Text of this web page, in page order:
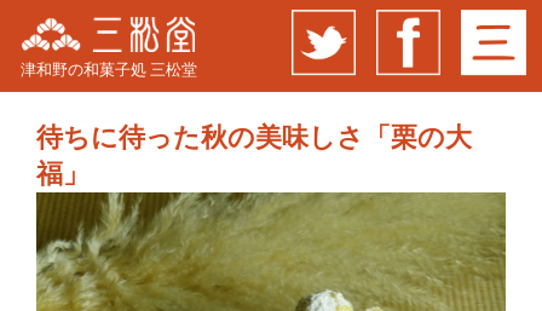
津和野の和菓子処 三松堂
待ちに待った秋の美味しさ「栗の大
福」